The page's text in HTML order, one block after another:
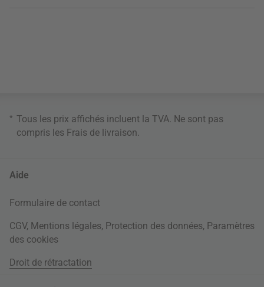
* Tous les prix affichés incluent la TVA. Ne sont pas
compris les Frais de livraison
Aide
Formulaire de contact
CGV, Mentions légales, Protection des données, Paramètres
des cookies
Droit de rétractation